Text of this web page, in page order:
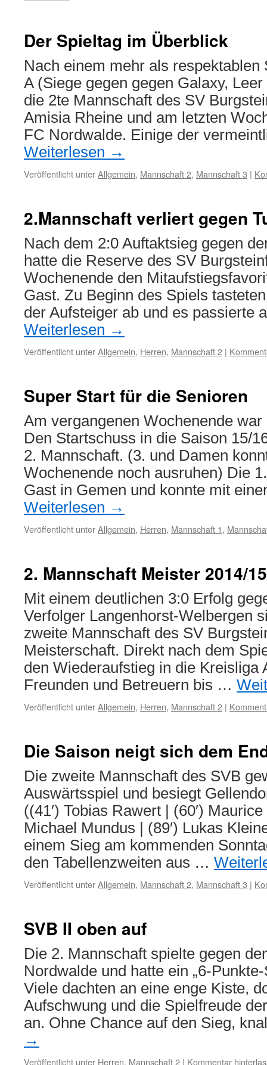
Der Spieltag im Überblick
Nach einem mehr als respektablen
A (Siege gegen gegen Galaxy,
die 2te Mannschaft des SV
Amisia Rheine und am letzten
FC Nordwalde. Einige der
Weiterlesen →
Veröffentlicht unterAllgemein, Mannschaft 2, Mannschaft 3 |
2.Mannschaft verliert gegen
Nach dem 2:0 Auftaktsieg gegen
hatte die Reserve des SV
Wochenende den
Gast. Zu Beginn des Spiels
der Aufsteiger ab und es passierte
Weiterlesen →
Veröffentlicht unterAllgemein, Herren, Mannschaft 2 |
Super Start für die Senioren
Am vergangenen Wochenende
Den Startschuss in die Saison 15/
2. Mannschaft. (3. und Damen
Wochenende noch ausruhen) Die
Gast in Gemen und konnte mit
Weiterlesen →
Veröffentlicht unterAllgemein, Herren, Mannschaft 1,
2. Mannschaft Meister 2014/15
Mit einem deutlichen 3:0 Erfolg
Verfolger Langenhorst-Welbergen
zweite Mannschaft des SV
Meisterschaft. Direkt nach dem
den Wiederaufstieg in die Kreisliga
Freunden und Betreuern bis …
Veröffentlicht unterAllgemein, Herren, Mannschaft 2 |
Die Saison neigt sich dem
Die zweite Mannschaft des SVB
Auswärtsspiel und besiegt
((41′) Tobias Rawert | (60′)
Michael Mundus | (89′) Lukas
einem Sieg am kommenden
den Tabellenzweiten aus …
Veröffentlicht unterAllgemein, Mannschaft 2, Mannschaft 3 |
SVB II oben auf
Die 2. Mannschaft spielte gegen
Nordwalde und hatte ein „6-
Viele dachten an eine enge Kiste,
Aufschwung und die Spielfreude
an. Ohne Chance auf den Sieg,
→
Veröffentlicht unter Herren, Mannschaft 2 | Kommentar